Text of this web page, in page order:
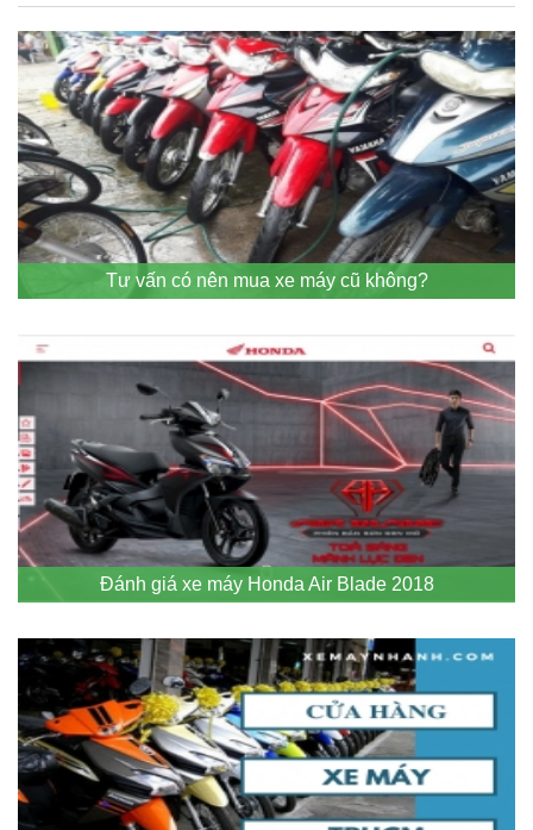
Tư vấn có nên mua xe máy cũ không?
Đánh giá xe máy Honda Air Blade 2018